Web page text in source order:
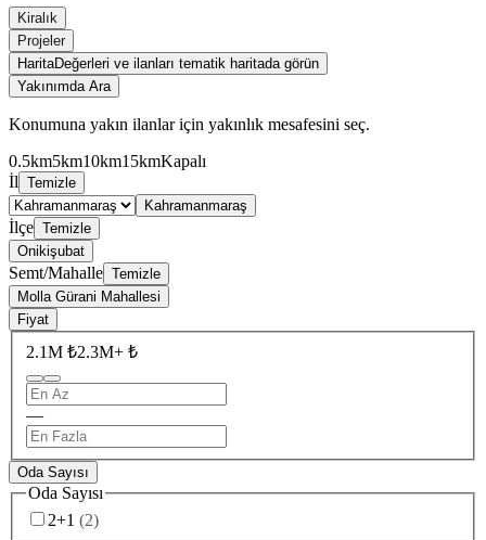
Kiralık
Projeler
HaritaDeğerleri ve ilanları tematik haritada görün
Yakınımda Ara
Konumuna yakın ilanlar için yakınlık mesafesini seç.
0.5km5km10km15kmKapalı
İl Temizle
Kahramanmaraş
İlçe Temizle
Onikişubat
Semt/Mahalle Temizle
Molla Gürani Mahallesi
Fiyat
2.1M ₺2.3M+ ₺
—
Oda Sayısı
Oda Sayısı
2+1 (2)